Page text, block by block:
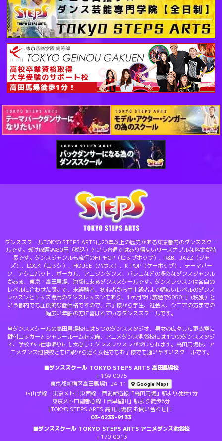
ダンススクールTOKYO STEPS ARTSは20年以上の歴史がある東京都内のダンススクー
ルです。受け放題9980円（税込）という普通ではあり得ないリーズナブルな料金が特
長です。ダンスジャンルも流行のHIPHOP（ヒップホップ）、R&B、JAZZ（ジャ
ズ）、LOCK（ロック）、HOUSE（ハウス）、K-POP（ケーポップ）、テーマパー
ク、アクロバット、ボーカル、アニソンダンス、バレエなどの多彩なダンスジャンル
がある、東京・高田馬場、池袋にあるダンススクールです。ダンスレッスンは各自の
レベルに合わせた設定で、未経験者、初心者から中上級者まで幅広いレベルのダンス
レッスンとキッズ専用のダンスレッスンもあり、1ヶ月受け放題で9980円（税別）と
いう都内でも圧倒的な低価格ですので、お子様から学生、社会人、シニアの方までの
幅広い年齢の方に喜ばれているダンススクールです。
当ダンススクールの高田馬場校には５つのダンススタジオ、男女の広々した更衣室に
鍵付ロッカーとシャワールームを完備、アニメダンス池袋校には１つのダンススタジ
オ、学校やお仕事帰りにも安心してダンスレッスンが受けられます。高田馬場校、ア
ニメダンス池袋校ともに駅から近く女性でもお子様でも通いやすいスクールです。
■ダンススクール TOKYO STEPS ARTS 高田馬場校
〒169-0075
東京都新宿区高田馬場1-24-11
Google Maps
JR山手線・東京メトロ東西線・西武新宿線「高田馬場」駅より徒歩1分
東京メトロ副都心線「西早稲田」駅より徒歩6分
[TOKYO STEPS ARTS 高田馬場校 お問い合わせ]：
03-6233-9133
■ダンススクール TOKYO STEPS ARTS アニメダンス池袋校
〒170-0013